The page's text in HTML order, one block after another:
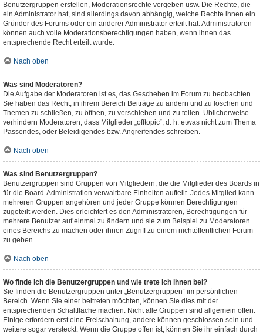
Benutzergruppen erstellen, Moderationsrechte vergeben usw. Die Rechte, die
ein Administrator hat, sind allerdings davon abhängig, welche Rechte ihnen ein
Gründer des Forums oder ein anderer Administrator erteilt hat. Administratoren
können auch volle Moderationsberechtigungen haben, wenn ihnen das
entsprechende Recht erteilt wurde.
Nach oben
Was sind Moderatoren?
Die Aufgabe der Moderatoren ist es, das Geschehen im Forum zu beobachten.
Sie haben das Recht, in ihrem Bereich Beiträge zu ändern und zu löschen und
Themen zu schließen, zu öffnen, zu verschieben und zu teilen. Üblicherweise
verhindern Moderatoren, dass Mitglieder „offtopic“, d. h. etwas nicht zum Thema
Passendes, oder Beleidigendes bzw. Angreifendes schreiben.
Nach oben
Was sind Benutzergruppen?
Benutzergruppen sind Gruppen von Mitgliedern, die die Mitglieder des Boards in
für die Board-Administration verwaltbare Einheiten aufteilt. Jedes Mitglied kann
mehreren Gruppen angehören und jeder Gruppe können Berechtigungen
zugeteilt werden. Dies erleichtert es den Administratoren, Berechtigungen für
mehrere Benutzer auf einmal zu ändern und sie zum Beispiel zu Moderatoren
eines Bereichs zu machen oder ihnen Zugriff zu einem nichtöffentlichen Forum
zu geben.
Nach oben
Wo finde ich die Benutzergruppen und wie trete ich ihnen bei?
Sie finden die Benutzergruppen unter „Benutzergruppen“ im persönlichen
Bereich. Wenn Sie einer beitreten möchten, können Sie dies mit der
entsprechenden Schaltfläche machen. Nicht alle Gruppen sind allgemein offen.
Einige erfordern erst eine Freischaltung, andere können geschlossen sein und
weitere sogar versteckt. Wenn die Gruppe offen ist, können Sie ihr einfach durch